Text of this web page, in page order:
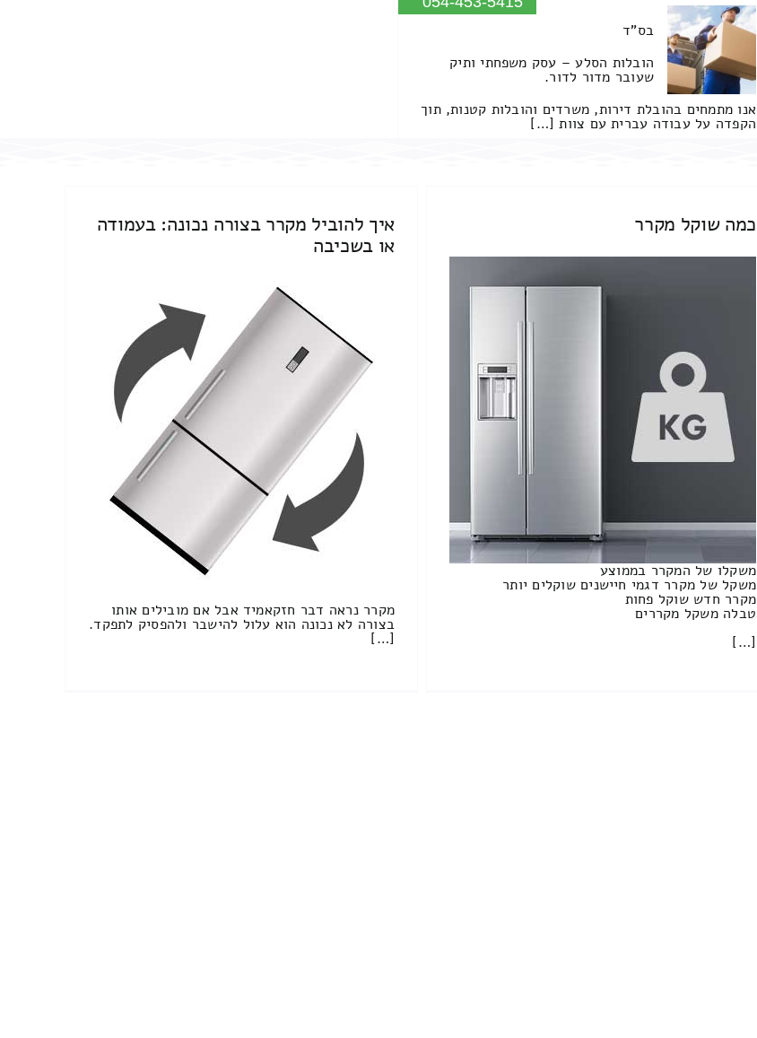
בס"ד
הובלות הסלע – עסק משפחתי ותיק
שעובר מדור לדור.
אנו מתמחים בהובלת דירות, משרדים והובלות קטנות, תוך
הקפדה על עבודה עברית עם צוות […]
כמה שוקל מקרר
משקלו של המקרר בממוצע
משקל של מקרר דגמי חיישנים שוקלים יותר
מקרר חדש שוקל פחות
טבלה משקל מקררים
[…]
איך להוביל מקרר בצורה נכונה: בעמודה
או בשכיבה
מקרר נראה דבר חזקאמיד אבל אם מובילים אותו
בצורה לא נכונה הוא עלול להישבר ולהפסיק לתפקד.
[…]